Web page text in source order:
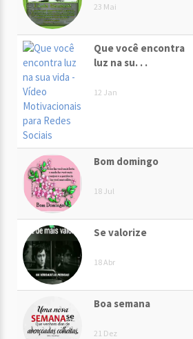
23 Mai
Que você encontra
luz na su. . .
12 Jan
Bom domingo
18 Jul
Se valorize
18 Abr
Boa semana
21 Dez